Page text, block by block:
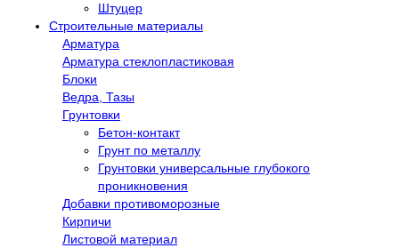
Штуцер
Строительные материалы
Арматура
Арматура стеклопластиковая
Блоки
Ведра, Тазы
Грунтовки
Бетон-контакт
Грунт по металлу
Грунтовки универсальные глубокого
проникновения
Добавки противоморозные
Кирпичи
Листовой материал